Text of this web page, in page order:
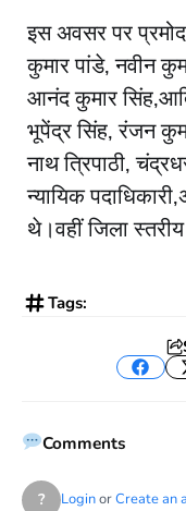
इस अवसर पर
कुमार पांडे, नवीन
आनंद कुमार
भूपेंद्र सिंह, रंजन
नाथ त्रिपाठी,
न्यायिक
थे।वहीं जिला
Tags:
Comments
? LoginorCreate an